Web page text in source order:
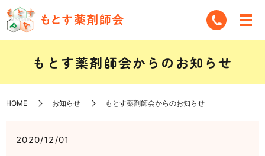
もとす薬剤師会からのお知らせ
HOME お知らせ もとす薬剤師会からのお知らせ
2020/12/01